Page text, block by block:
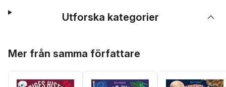
Utforska kategorier
Mer från samma författare